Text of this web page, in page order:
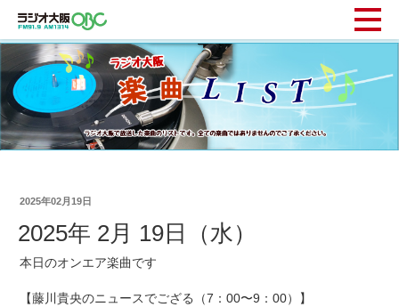
2025年02月19日
2025年 2月 19日（水）
本日のオンエア楽曲です
【藤川貴央のニュースでござる（7：00〜9：00）】